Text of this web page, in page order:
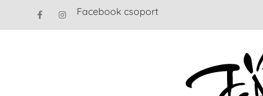
Facebook csoport